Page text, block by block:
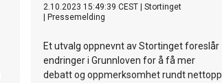
2.10.2023 15:49:39 CEST
Stortinget
Pressemelding
Et utvalg oppnevnt av Stortinget foreslår
endringer i Grunnloven for å få mer
debatt og oppmerksomhet rundt nettopp